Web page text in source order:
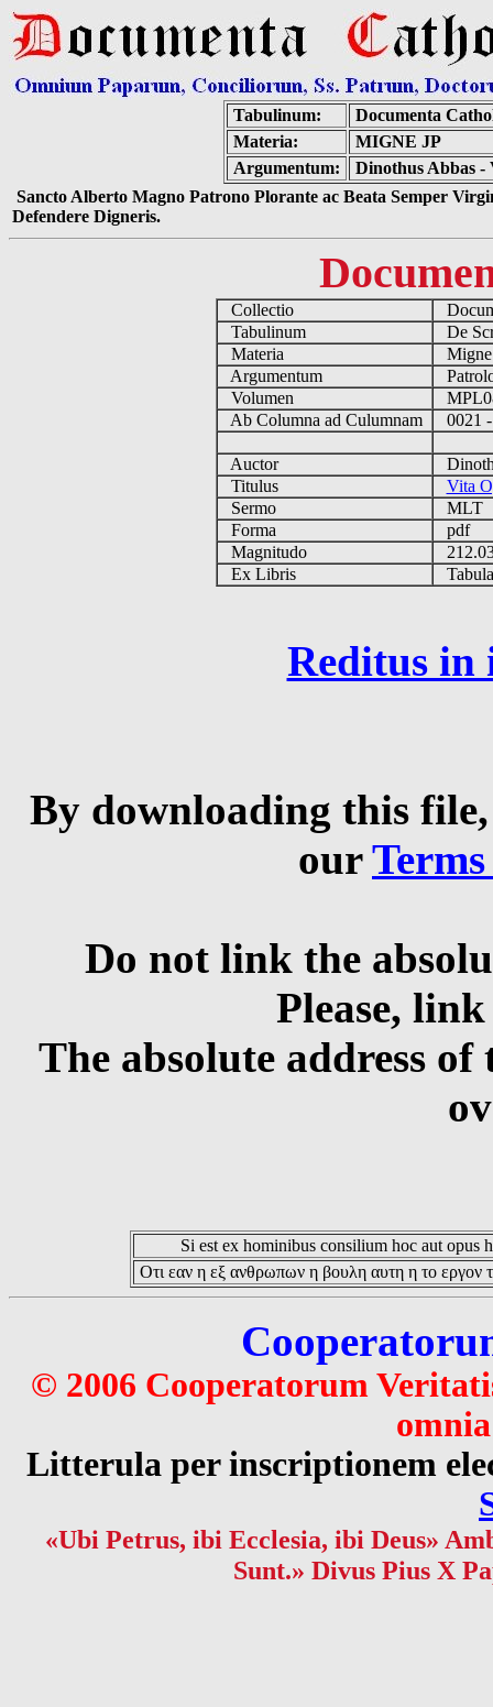
Tabulinum:
Documenta
Materia:
MIGNE JP
Argumentum:
Dinothus Abbas -
Sancto Alberto Magno Patrono Plorante ac Beata Semper
Defendere Digneris.
Collectio
Tabulinum
De
Materia
Argumentum
Volumen
Ab Columna ad Culumnam
0021
Auctor
Titulus
Vita
Sermo
MLT
Forma
pdf
Magnitudo
Ex Libris
Reditus in
By downloading this
our
Do not link the
Please,
The absolute address
Si est ex hominibus consilium hoc aut opus
Οτι εαν η εξ ανθρωπων η βουλη αυτη η το εργον
© 2006 Cooperatorum
Litterula per inscriptionem
«Ubi Petrus, ibi Ecclesia, ibi Deus»
Sunt.» Divus Pius X